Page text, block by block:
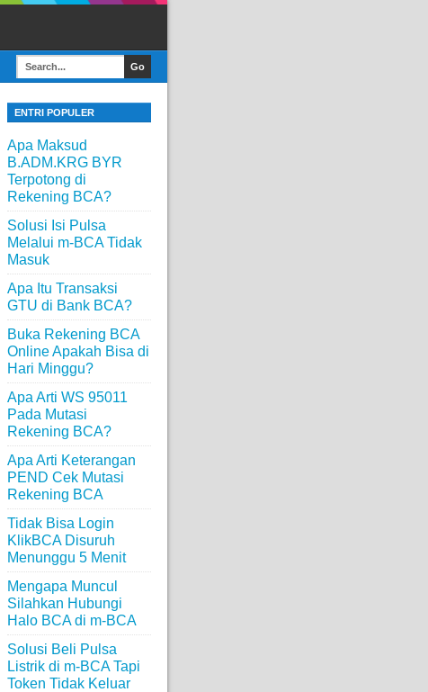
ENTRI POPULER
Apa Maksud
B.ADM.KRG BYR
Terpotong di
Rekening BCA?
Solusi Isi Pulsa
Melalui m-BCA Tidak
Masuk
Apa Itu Transaksi
GTU di Bank BCA?
Buka Rekening BCA
Online Apakah Bisa di
Hari Minggu?
Apa Arti WS 95011
Pada Mutasi
Rekening BCA?
Apa Arti Keterangan
PEND Cek Mutasi
Rekening BCA
Tidak Bisa Login
KlikBCA Disuruh
Menunggu 5 Menit
Mengapa Muncul
Silahkan Hubungi
Halo BCA di m-BCA
Solusi Beli Pulsa
Listrik di m-BCA Tapi
Token Tidak Keluar